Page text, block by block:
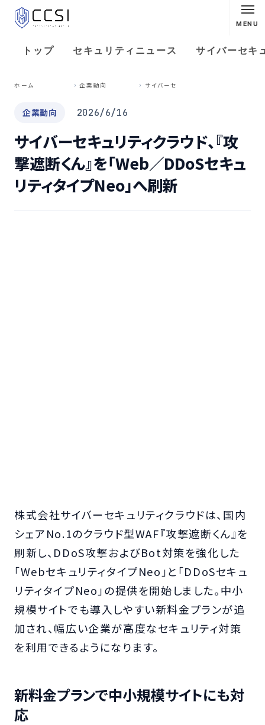
MENU
トップ セキュリティニュース サイバーセキ
ホーム 企業動向
企業動向 2026/6/16
サイバーセキュリティクラウド、『攻
撃遮断くん』を「Web／DDoSセキュ
リティタイプNeo」へ刷新
株式会社サイバーセキュリティクラウドは、国内
シェアNo.1のクラウド型WAF『攻撃遮断くん』を
刷新し、DDoS攻撃およびBot対策を強化した
「WebセキュリティタイプNeo」と「DDoSセキュ
リティタイプNeo」の提供を開始しました。中小
規模サイトでも導入しやすい新料金プランが追
加され、幅広い企業が高度なセキュリティ対策
を利用できるようになります。
新料金プランで中小規模サイトにも対
応